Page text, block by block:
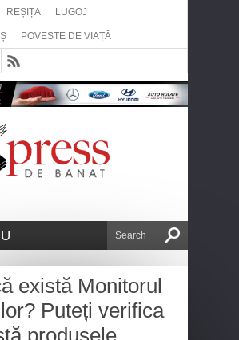
REȘIȚA LUGOJ
POVESTE DE VIAȚĂ
există Monitorul
Puteți verifica
produsele